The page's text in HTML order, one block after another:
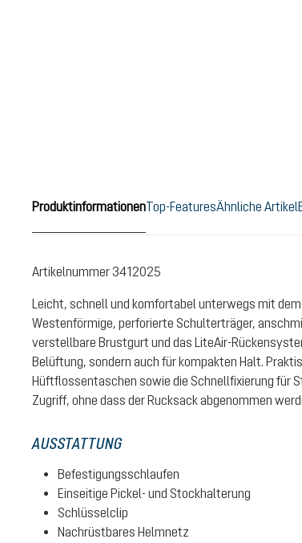
ProduktinformationenTop-FeaturesÄhnliche Artikel
Artikelnummer3412025
Leicht, schnell und komfortabel unterwegs mit
Westenförmige, perforierte Schulterträger,
verstellbare Brustgurt und das LiteAir-
Belüftung, sondern auch für kompakten Halt.
Hüftflossentaschen sowie die Schnellfixierung für
Zugriff, ohne dass der Rucksack abgenommen
AUSSTATTUNG
Befestigungsschlaufen
Einseitige Pickel- und Stockhalterung
Schlüsselclip
Nachrüstbares Helmnetz